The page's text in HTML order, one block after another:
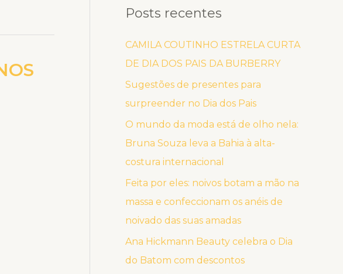
Posts recentes
CAMILA COUTINHO ESTRELA CURTA
DE DIA DOS PAIS DA BURBERRY
Sugestões de presentes para
surpreender no Dia dos Pais
O mundo da moda está de olho nela:
Bruna Souza leva a Bahia à alta-
costura internacional
Feita por eles: noivos botam a mão na
massa e confeccionam os anéis de
noivado das suas amadas
Ana Hickmann Beauty celebra o Dia
do Batom com descontos